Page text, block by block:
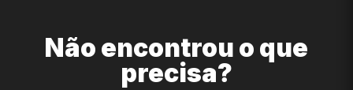
Não encontrou o que
precisa?